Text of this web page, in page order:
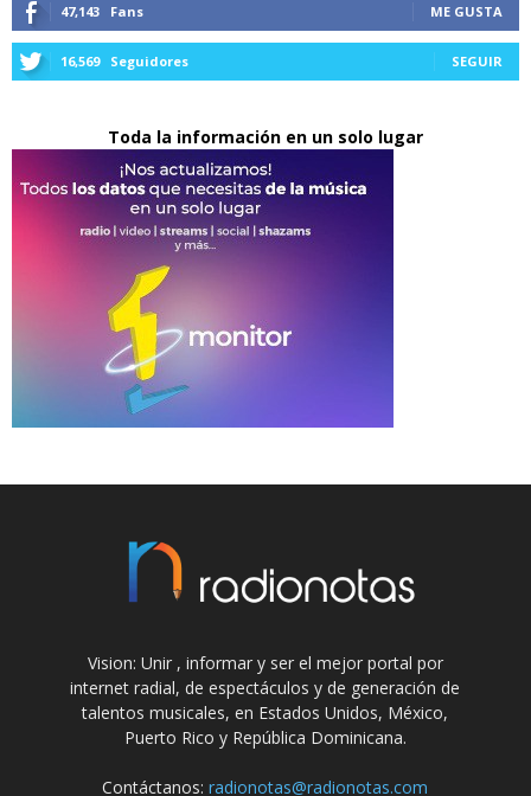
47,143 Fans ME GUSTA
16,569 Seguidores SEGUIR
Toda la información en un solo lugar
Vision: Unir , informar y ser el mejor portal por
internet radial, de espectáculos y de generación de
talentos musicales, en Estados Unidos, México,
Puerto Rico y República Dominicana.
Contáctanos:radionotas@radionotas.com